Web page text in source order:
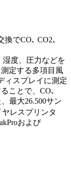
でCO､ CO2､
湿度、圧力などを
定する多項目風
ィスプレイに測定
ことで、CO､
最大26.500サン
レスプリンタ
および